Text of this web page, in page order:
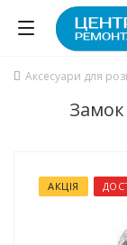
Аксесуари для
АКЦІЯ